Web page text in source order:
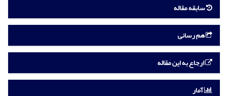
سابقه مقاله
هم رسانی
ارجاع به این مقاله
آمار